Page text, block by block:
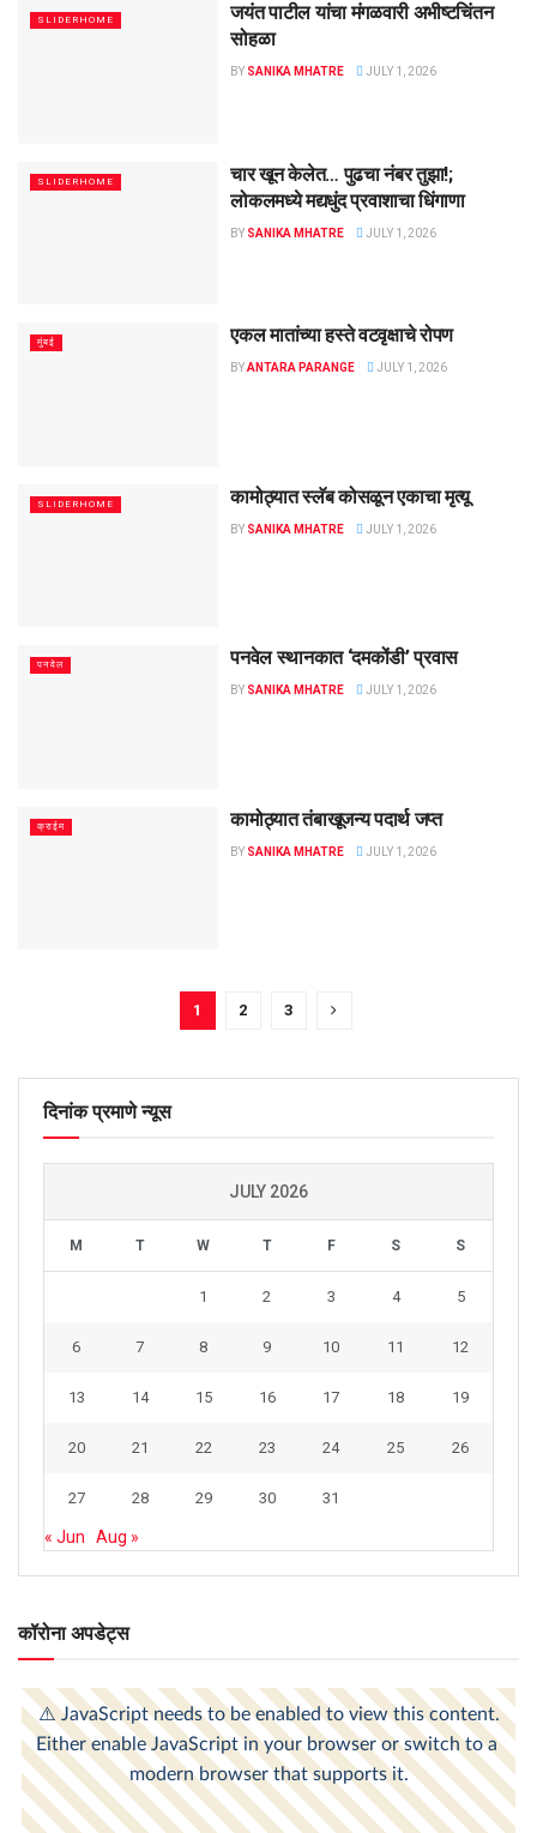
SLIDERHOME
जयंत पाटील यांचा मंगळवारी अभीष्टचिंतन
सोहळा
BY SANIKA MHATRE JULY 1, 2026
SLIDERHOME
चार खून केलेत… पुढचा नंबर तुझा!;
लोकलमध्ये मद्यधुंद प्रवाशाचा धिंगाणा
BY SANIKA MHATRE JULY 1, 2026
मुंबई एकल मातांच्या हस्ते वटवृक्षाचे रोपण
BYANTARA PARANGE JULY 1, 2026
SLIDERHOME कामोठ्यात स्लॅब कोसळून एकाचा मृत्यू
BY SANIKA MHATRE JULY 1, 2026
पनवेल पनवेल स्थानकात ‌‘दमकोंडी’ प्रवास
BY SANIKA MHATRE JULY 1, 2026
क्राईम कामोठ्यात तंबाखूजन्य पदार्थ जप्त
BY SANIKA MHATRE JULY 1, 2026
1 2 3
दिनांक प्रमाणे न्यूस
JULY 2026
M T W T F S S
1 2 3 4 5
6 7 8 9 10 11 12
13 14 15 16 17 18 19
20 21 22 23 24 25 26
27 28 29 30 31
« Jun Aug »
कॉरोना अपडेट्स